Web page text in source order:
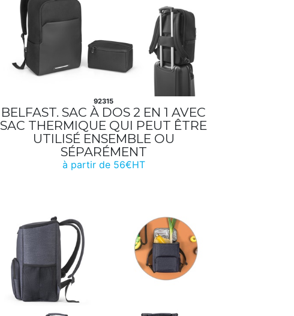
92315
BELFAST. SAC À DOS 2 EN 1 AVEC
SAC THERMIQUE QUI PEUT ÊTRE
UTILISÉ ENSEMBLE OU
SÉPARÉMENT
à partir de 56€HT